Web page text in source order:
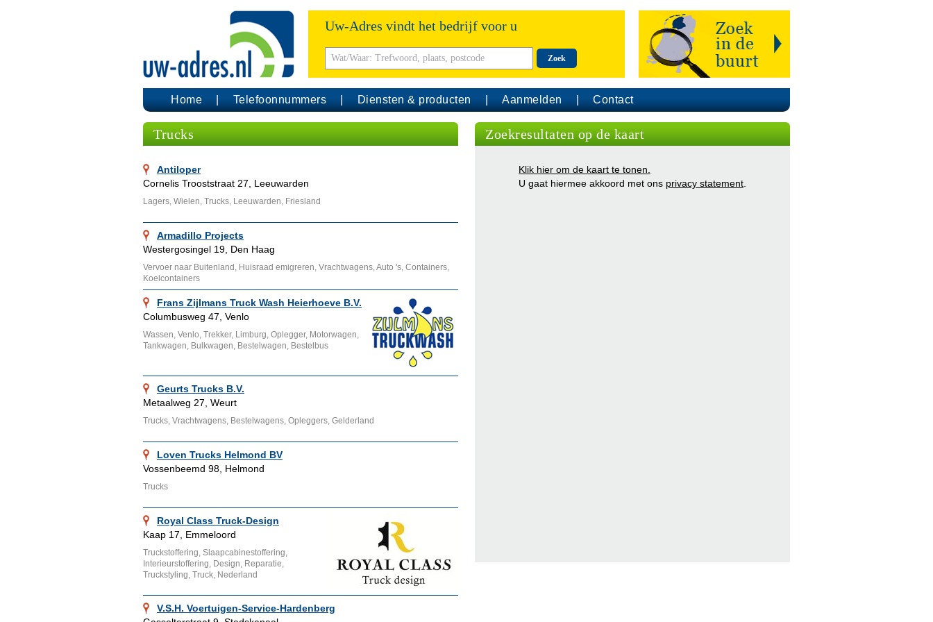
Uw-Adres vindt het bedrijf voor u
Zoek
Home Telefoonnummers Diensten & producten Aanmelden Contact
Trucks
Antiloper
Cornelis Trooststraat 27, Leeuwarden
Lagers, Wielen, Trucks, Leeuwarden, Friesland
Armadillo Projects
Westergosingel 19, Den Haag
Vervoer naar Buitenland, Huisraad emigreren, Vrachtwagens, Auto 's, Containers,
Koelcontainers
Frans Zijlmans Truck Wash Heierhoeve B.V.
Columbusweg 47, Venlo
Wassen, Venlo, Trekker, Limburg, Oplegger, Motorwagen,
Tankwagen, Bulkwagen, Bestelwagen, Bestelbus
Geurts Trucks B.V.
Metaalweg 27, Weurt
Trucks, Vrachtwagens, Bestelwagens, Opleggers, Gelderland
Loven Trucks Helmond BV
Vossenbeemd 98, Helmond
Trucks
Royal Class Truck-Design
Kaap 17, Emmeloord
Truckstoffering, Slaapcabinestoffering,
Interieurstoffering, Design, Reparatie,
Truckstyling, Truck, Nederland
V.S.H. Voertuigen-Service-Hardenberg
Zoekresultaten op de kaart
Klik hier om de kaart te tonen.
U gaat hiermee akkoord met ons privacy statement